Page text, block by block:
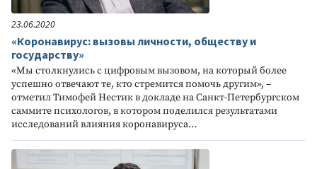
23.06.2020
«Коронавирус: вызовы личности, обществу и
государству»
«Мы столкнулись с цифровым вызовом, на который более
успешно отвечают те, кто стремится помочь другим», –
отметил Тимофей Нестик в докладе на Санкт-Петербургском
саммите психологов, в котором поделился результатами
исследований влияния коронавируса…